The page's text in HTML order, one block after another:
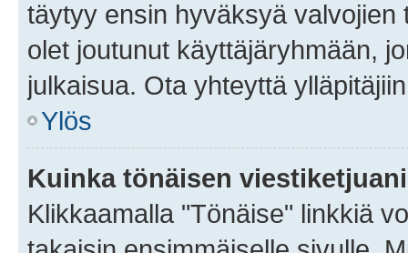
täytyy ensin hyväksyä
olet joutunut käyttäjäryhmään,
julkaisua. Ota yhteyttä
Ylös
Kuinka tönäisen
Klikkaamalla "Tönäise" linkkiä